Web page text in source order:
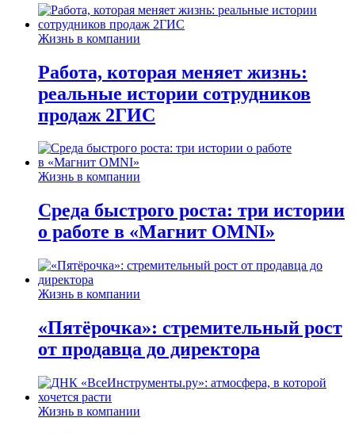
Жизнь в компании
Работа, которая меняет жизнь:
реальные истории сотрудников
продаж 2ГИС
Жизнь в компании
Среда быстрого роста: три истории
о работе в «Магнит OMNI»
Жизнь в компании
«Пятёрочка»: стремительный рост
от продавца до директора
Жизнь в компании